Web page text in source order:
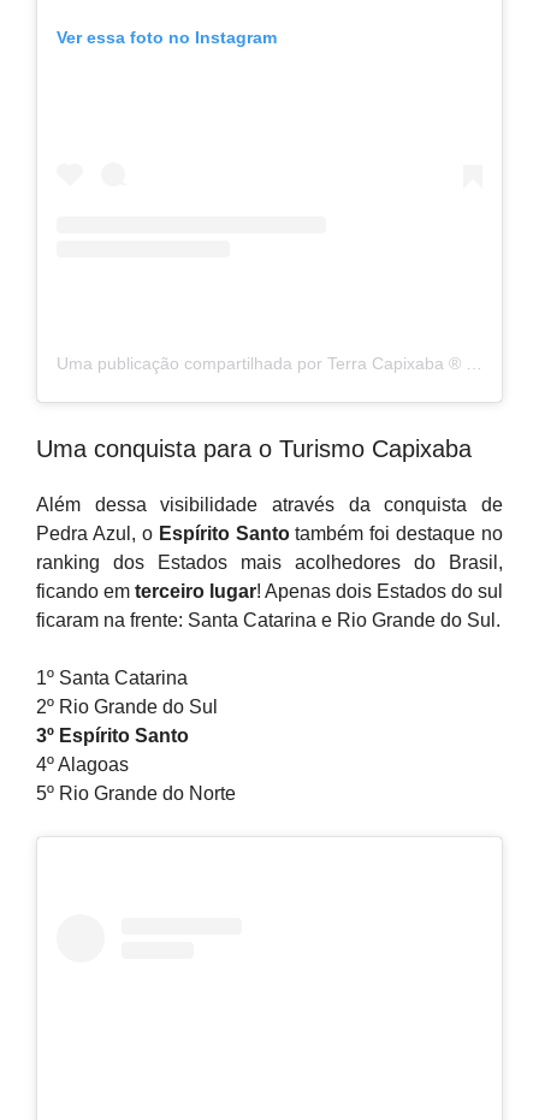
Ver essa foto no Instagram
Uma conquista para o Turismo Capixaba
Além dessa visibilidade através da conquista de
Pedra Azul, o Espírito Santotambém foi destaque no
ranking dos Estados mais acolhedores do Brasil,
ficando em terceiro lugar! Apenas dois Estados do sul
ficaram na frente: Santa Catarina e Rio Grande do Sul.
1º Santa Catarina
2º Rio Grande do Sul
3º Espírito Santo
4º Alagoas
5º Rio Grande do Norte